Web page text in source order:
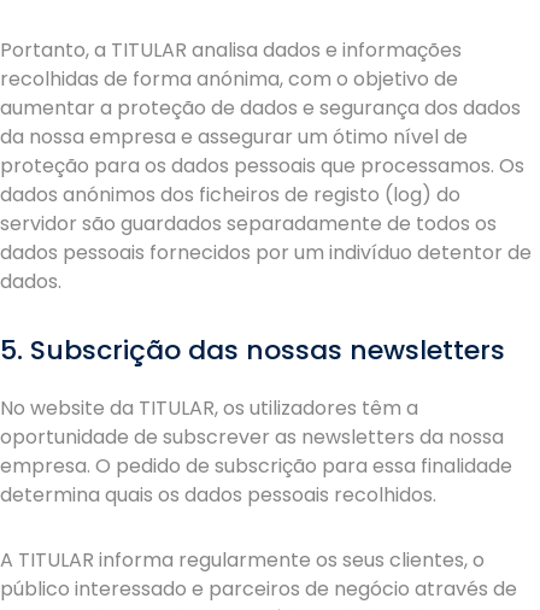
Portanto, a TITULAR analisa dados e informações
recolhidas de forma anónima, com o objetivo de
aumentar a proteção de dados e segurança dos dados
da nossa empresa e assegurar um ótimo nível de
proteção para os dados pessoais que processamos. Os
dados anónimos dos ficheiros de registo (log) do
servidor são guardados separadamente de todos os
dados pessoais fornecidos por um indivíduo detentor de
dados.
5. Subscrição das nossas newsletters
No website da TITULAR, os utilizadores têm a
oportunidade de subscrever as newsletters da nossa
empresa. O pedido de subscrição para essa finalidade
determina quais os dados pessoais recolhidos.
A TITULAR informa regularmente os seus clientes, o
público interessado e parceiros de negócio através de